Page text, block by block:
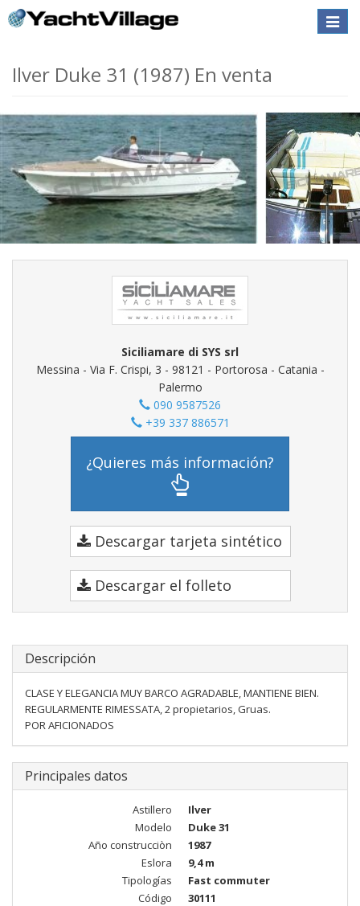
Toggle
Ilver Duke 31 (1987) En venta
Siciliamare di SYS srl
Messina - Via F. Crispi, 3 - 98121 - Portorosa - Catania -
Palermo
090 9587526
+39 337 886571
¿Quieres más información?
Descargar tarjeta sintético
Descargar el folleto
Descripción
CLASE Y ELEGANCIA MUY BARCO AGRADABLE, MANTIENE BIEN.
REGULARMENTE RIMESSATA, 2 propietarios, Gruas.
POR AFICIONADOS
Principales datos
Astillero
Ilver
Modelo
Duke 31
Año construcciòn
1987
Eslora
9,4 m
Tipologías
Fast commuter
Código
30111